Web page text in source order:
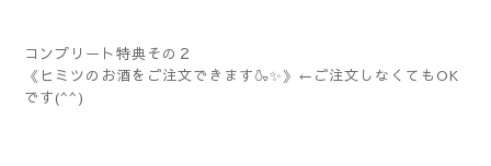
コンプリート特典その２
《ヒミツのお酒をご注文できます🍶✨》←ご注文しなくてもOK
です(^^)